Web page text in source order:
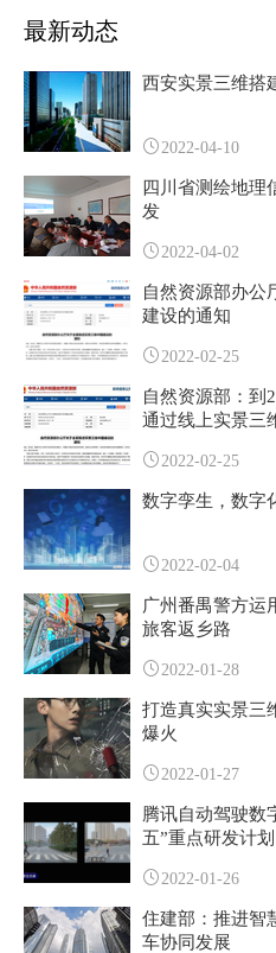
最新动态
西安实景三维搭
2022-04-10
四川省测绘地理
发
2022-04-02
自然资源部办公
建设的通知
2022-02-25
自然资源部：到
通过线上实景三
2022-02-25
数字孪生，数字
2022-02-04
广州番禺警方运
旅客返乡路
2022-01-28
打造真实实景三
爆火
2022-01-27
腾讯自动驾驶数
五”重点研发计划
2022-01-26
住建部：推进智
车协同发展